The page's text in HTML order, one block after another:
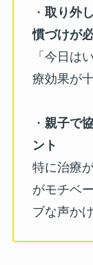
・ 取り外
慣づけが
「今日は
療効果が
・ 親子で
ント
特に治療
がモチベ
ブな声か